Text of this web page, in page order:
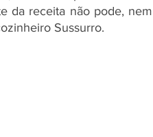
da receita não pode, nem
Sussurro.